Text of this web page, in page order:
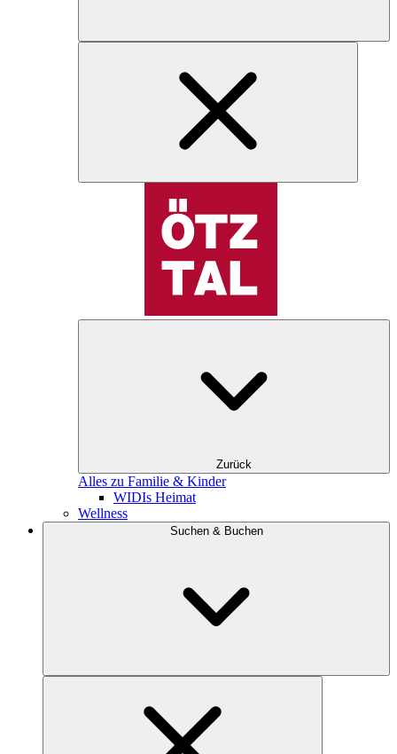
Zurück
Alles zu Familie & Kinder
WIDIs Heimat
Wellness
Suchen & Buchen